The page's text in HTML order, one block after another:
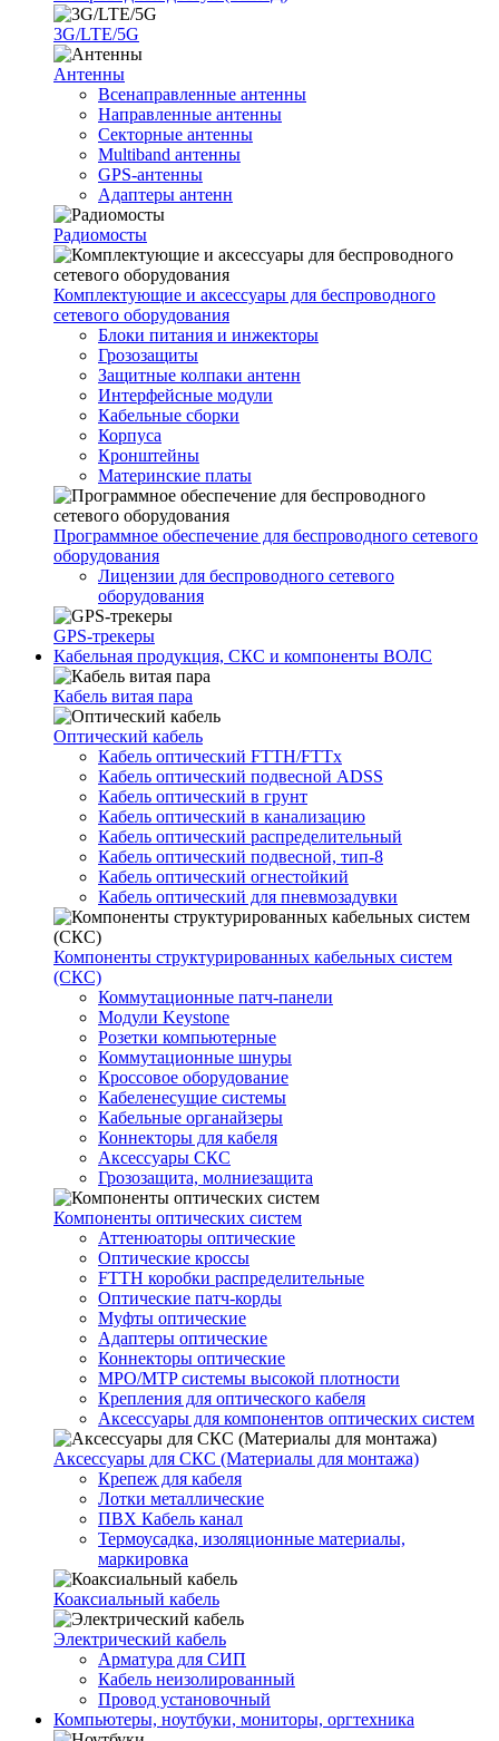
3G/LTE/5G
Антенны
Всенаправленные антенны
Направленные антенны
Секторные антенны
Multiband антенны
GPS-антенны
Адаптеры антенн
Радиомосты
Комплектующие и аксессуары для беспроводного
сетевого оборудования
Блоки питания и инжекторы
Грозозащиты
Защитные колпаки антенн
Интерфейсные модули
Кабельные сборки
Корпуса
Кронштейны
Материнские платы
Программное обеспечение для беспроводного сетевого
оборудования
Лицензии для беспроводного сетевого
оборудования
GPS-трекеры
Кабельная продукция, СКС и компоненты ВОЛС
Кабель витая пара
Оптический кабель
Кабель оптический FTTH/FTTx
Кабель оптический подвесной ADSS
Кабель оптический в грунт
Кабель оптический в канализацию
Кабель оптический распределительный
Кабель оптический подвесной, тип-8
Кабель оптический огнестойкий
Кабель оптический для пневмозадувки
Компоненты структурированных кабельных систем
(СКС)
Коммутационные патч-панели
Модули Keystone
Розетки компьютерные
Коммутационные шнуры
Кроссовое оборудование
Кабеленесущие системы
Кабельные органайзеры
Коннекторы для кабеля
Аксессуары СКС
Грозозащита, молниезащита
Компоненты оптических систем
Аттенюаторы оптические
Оптические кроссы
FTTH коробки распределительные
Оптические патч-корды
Муфты оптические
Адаптеры оптические
Коннекторы оптические
MPO/MTP системы высокой плотности
Крепления для оптического кабеля
Аксессуары для компонентов оптических систем
Аксессуары для СКС (Материалы для монтажа)
Крепеж для кабеля
Лотки металлические
ПВХ Кабель канал
Термоусадка, изоляционные материалы,
маркировка
Коаксиальный кабель
Электрический кабель
Арматура для СИП
Кабель неизолированный
Провод установочный
Компьютеры, ноутбуки, мониторы, оргтехника